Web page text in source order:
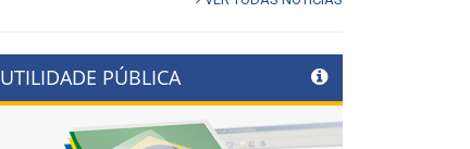
UTILIDADE PÚBLICA